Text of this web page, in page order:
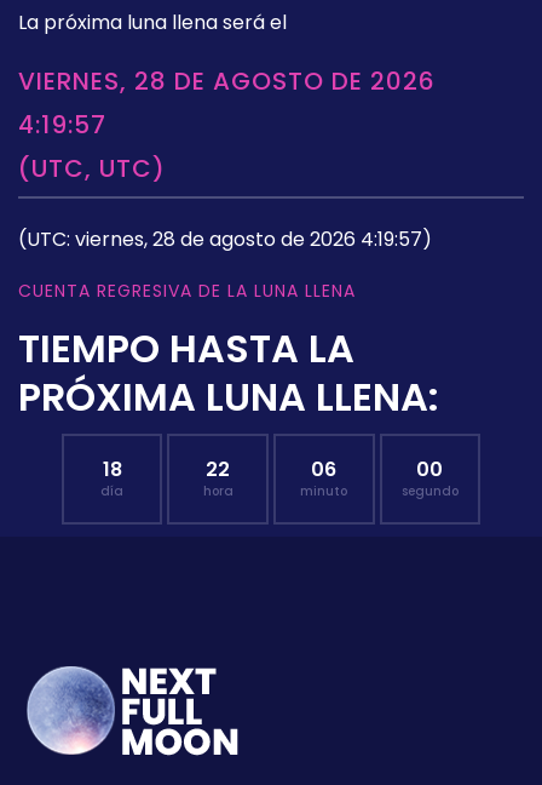
La próxima luna llena será el
VIERNES, 28 DE AGOSTO DE 2026
4:19:57
(UTC, UTC)
(UTC: viernes, 28 de agosto de 2026 4:19:57)
CUENTA REGRESIVA DE LA LUNA LLENA
TIEMPO HASTA LA
PRÓXIMA LUNA LLENA:
18
día
22
hora
05
minuto
59
segundo